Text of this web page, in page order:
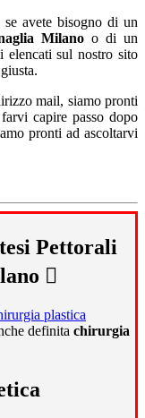
avete bisogno di un
Milano o di un
elencati sul nostro sito
mail, siamo pronti
capire passo dopo
pronti ad ascoltarvi
Pettorali
plastica
definita chirurgia